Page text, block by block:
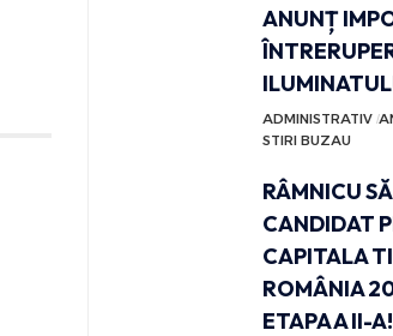
ANUNȚ
ADMINISTRATIV
STIRI BUZAU
RÂMNICU
CANDIDAT
CAPITALA
ROMÂNIA
ETAPA A II-A!